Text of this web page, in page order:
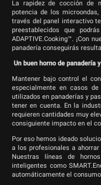
La rapidez de cocción de
potencia de los
través del panel interactivo
preestablecidos que
ADAPTIVE.Cooking™. ¡Con
panadería conseguirás
Un buen horno de panadería
Mantener bajo control el
especialmente en casos
utilizados en panaderías y
tener en cuenta. En la
requieren cantidades muy
consiguiente impacto en el
Por eso hemos ideado
a los profesionales a
Nuestras líneas de
inteligentes como
automáticamente el